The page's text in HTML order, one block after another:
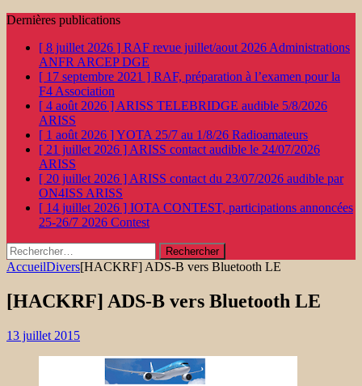
Dernières publications
[ 8 juillet 2026 ] RAF revue juillet/aout 2026 Administrations
ANFR ARCEP DGE
[ 17 septembre 2021 ] RAF, préparation à l’examen pour la
F4 Association
[ 4 août 2026 ] ARISS TELEBRIDGE audible 5/8/2026
ARISS
[ 1 août 2026 ]YOTA 25/7 au 1/8/26 Radioamateurs
[ 21 juillet 2026 ] ARISS contact audible le 24/07/2026
ARISS
[ 20 juillet 2026 ] ARISS contact du 23/07/2026 audible par
ON4ISS ARISS
[ 14 juillet 2026 ] IOTA CONTEST, participations annoncées
25-26/7 2026 Contest
Rechercher :
AccueilDivers[HACKRF] ADS-B vers Bluetooth LE
[HACKRF] ADS-B vers Bluetooth LE
13 juillet 2015